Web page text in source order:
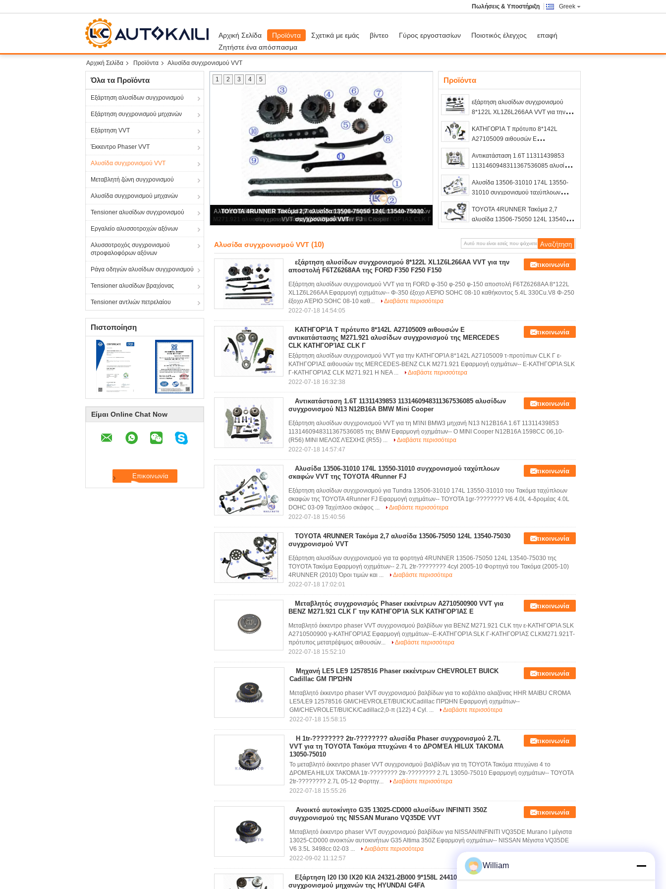
Greek
Πωλήσεις & Υποστήριξη
Αρχική Σελίδα Προϊόντα Σχετικά με εμάς βίντεο Γύρος εργοστασίων Ποιοτικός έλεγχος
επαφή
Ζητήστε ένα απόσπασμα
Αρχική Σελίδα Προϊόντα Αλυσίδα συγχρονισμού VVT
Όλα τα Προϊόντα
Εξάρτηση αλυσίδων συγχρονισμού
Εξάρτηση συγχρονισμού μηχανών
Εξάρτηση VVT
Έκκεντρο Phaser VVT
Αλυσίδα συγχρονισμού VVT
Μεταβλητή ζώνη συγχρονισμού
Αλυσίδα συγχρονισμού μηχανών
Tensioner αλυσίδων συγχρονισμού
Εργαλείο αλυσσοτροχών αξόνων
Αλυσσοτροχός συγχρονισμού
στροφαλοφόρων αξόνων
Ράγα οδηγών αλυσίδων συγχρονισμού
Tensioner αλυσίδων βραχίονας
Tensioner αντλιών πετρελαίου
Πιστοποίηση
Είμαι Online Chat Now
εξάρτηση αλυσίδων συγχρονισμού 8*122L XL1Z6L266AA VVT για την
αποστολή F6TZ6268AA της FORD F350 F250 F150
1 2 3 4 5 Προϊόντα
εξάρτηση αλυσίδων συγχρονισμού
8*122L XL1Z6L266AA VVT για την
F350 F250 F150
ΚΑΤΗΓΟΡΊΑ Τ πρότυπο 8*142L
A27105009 αιθουσών Ε
συγχρονισμού της MERCEDES CLK
ΚΑΤΗΓΟΡΊΑΣ CLK Γ
Αντικατάσταση 1.6T 11311439853
1131460948311367536085 αλυσίδων
Mini Cooper
Αλυσίδα 13506-31010 174L 13550-
31010 συγχρονισμού ταχύπλοων
TOYOTA 4RUNNER Τακόμα 2,7
αλυσίδα 13506-75050 124L 13540-
75030 συγχρονισμού VVT
Αλυσίδα συγχρονισμού VVT (10)
εξάρτηση αλυσίδων συγχρονισμού 8*122L XL1Z6L266AA VVT για την
αποστολή F6TZ6268AA της FORD F350 F250 F150
Επικοινωνία
Εξάρτηση αλυσίδων συγχρονισμού VVT για τη FORD φ-350 φ-250 φ-150 αποστολή F6TZ6268AA 8*122L
XL1Z6L266AA Εφαρμογή οχημάτων-- Φ-350 έξοχο ΑΈΡΙΟ SOHC 08-10 καθήκοντος 5.4L 330Cu.V8 Φ-250
έξοχο ΑΈΡΙΟ SOHC 08-10 καθ...
Διαβάστε περισσότερα
2022-07-18 14:54:05
ΚΑΤΗΓΟΡΊΑ Τ πρότυπο 8*142L A27105009 αιθουσών Ε
αντικατάστασης M271.921 αλυσίδων συγχρονισμού της MERCEDES
CLK ΚΑΤΗΓΟΡΊΑΣ CLK Γ
Επικοινωνία
Εξάρτηση αλυσίδων συγχρονισμού VVT για την ΚΑΤΗΓΟΡΊΑ 8*142L A27105009 τ-προτύπων CLK Γ ε-
ΚΑΤΗΓΟΡΊΑΣ αιθουσών της MERCEDES-BENZ CLK M271.921 Εφαρμογή οχημάτων-- Ε-ΚΑΤΗΓΟΡΊΑ SLK
Γ-ΚΑΤΗΓΟΡΊΑΣ CLK M271.921 Η ΝΕΑ ...
Διαβάστε περισσότερα
2022-07-18 16:32:38
Αντικατάσταση 1.6T 11311439853 1131460948311367536085 αλυσίδων
συγχρονισμού N13 N12B16A BMW Mini Cooper
Επικοινωνία
Εξάρτηση αλυσίδων συγχρονισμού VVT για τη ΜΊΝΙ BMW3 μηχανή N13 N12B16A 1.6T 11311439853
1131460948311367536085 της BMW Εφαρμογή οχημάτων-- Ο ΜΙΝΙ Cooper N12B16A 1598CC 06,10-
(R56) ΜΙΝΙ ΜΕΛΟΣ ΛΈΣΧΗΣ (R55) ...
Διαβάστε περισσότερα
2022-07-18 14:57:47
Αλυσίδα 13506-31010 174L 13550-31010 συγχρονισμού ταχύπλοων
σκαφών VVT της TOYOTA 4Runner FJ
Επικοινωνία
Εξάρτηση αλυσίδων συγχρονισμού για Tundra 13506-31010 174L 13550-31010 του Τακόμα ταχύπλοων
σκαφών της TOYOTA 4Runner FJ Εφαρμογή οχημάτων-- TOYOTA 1gr-???????? V6 4.0L 4-δρομέας 4.0L
DOHC 03-09 Ταχύπλοο σκάφος ...
Διαβάστε περισσότερα
2022-07-18 15:40:56
TOYOTA 4RUNNER Τακόμα 2,7 αλυσίδα 13506-75050 124L 13540-75030
συγχρονισμού VVT
Επικοινωνία
Εξάρτηση αλυσίδων συγχρονισμού για τα φορτηγά 4RUNNER 13506-75050 124L 13540-75030 της
TOYOTA Τακόμα Εφαρμογή οχημάτων-- 2.7L 2tr-???????? 4cyl 2005-10 Φορτηγά του Τακόμα (2005-10)
4RUNNER (2010) Όροι τιμών και ...
Διαβάστε περισσότερα
2022-07-18 17:02:01
Μεταβλητός συγχρονισμός Phaser εκκέντρων A2710500900 VVT για
BENZ M271.921 CLK Γ την ΚΑΤΗΓΟΡΊΑ SLK ΚΑΤΗΓΟΡΊΑΣ Ε
Επικοινωνία
Μεταβλητό έκκεντρο phaser VVT συγχρονισμού βαλβίδων για BENZ M271.921 CLK την ε-ΚΑΤΗΓΟΡΊΑ SLK
A2710500900 γ-ΚΑΤΗΓΟΡΊΑΣ Εφαρμογή οχημάτων--Ε-ΚΑΤΗΓΟΡΊΑ SLK Γ-ΚΑΤΗΓΟΡΊΑΣ CLKM271.921Τ-
πρότυπος μετατρέψιμος αιθουσών...
Διαβάστε περισσότερα
2022-07-18 15:52:10
Μηχανή LE5 LE9 12578516 Phaser εκκέντρων CHEVROLET BUICK
Cadillac GM ΠΡΏΗΝ
Επικοινωνία
Μεταβλητό έκκεντρο phaser VVT συγχρονισμού βαλβίδων για το κοβάλτιο αλαζόνας HHR MAIBU CROMA
LE5/LE9 12578516 GM/CHEVROLET/BUICK/Cadillac ΠΡΏΗΝ Εφαρμογή οχημάτων--
GM/CHEVROLET/BUICK/Cadillac2,0-π (122) 4 Cyl. ...
Διαβάστε περισσότερα
2022-07-18 15:58:15
Η 1tr-???????? 2tr-???????? αλυσίδα Phaser συγχρονισμού 2.7L
VVT για τη TOYOTA Τακόμα πτυχώνει 4 το ΔΡΟΜΈΑ HILUX ΤΑΚΌΜΑ
13050-75010
Επικοινωνία
Το μεταβλητό έκκεντρο phaser VVT συγχρονισμού βαλβίδων για τη TOYOTA Τακόμα πτυχώνει 4 το
ΔΡΟΜΈΑ HILUX ΤΑΚΌΜΑ 1tr-???????? 2tr-???????? 2.7L 13050-75010 Εφαρμογή οχημάτων-- TOYOTA
2tr-???????? 2.7L 05-12 Φορτηγ...
Διαβάστε περισσότερα
2022-07-18 15:55:26
Ανοικτό αυτοκίνητο G35 13025-CD000 αλυσίδων INFINITI 350Z
συγχρονισμού της NISSAN Murano VQ35DE VVT
Επικοινωνία
Μεταβλητό έκκεντρο phaser VVT συγχρονισμού βαλβίδων για NISSAN/INFINITI VQ35DE Murano Ι μέγιστα
13025-CD000 ανοικτών αυτοκινήτων G35 Altima 350Z Εφαρμογή οχημάτων-- NISSAN Μέγιστα VQ35DE
V6 3.5L 3498cc 02-03 ...
Διαβάστε περισσότερα
2022-09-02 11:12:57
Εξάρτηση I20 I30 IX20 KIA 24321-2B000 9*158L 24410-2B0 αλυσίδων
συγχρονισμού μηχανών της HYUNDAI G4FA
Επικοινωνία
William